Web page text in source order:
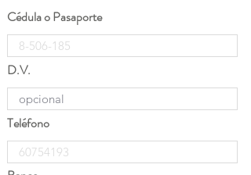
Cédula o Pasaporte
D.V.
Teléfono